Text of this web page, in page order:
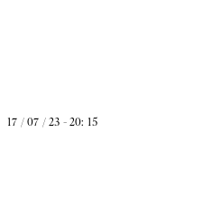
17 / 07 / 23 - 20: 15